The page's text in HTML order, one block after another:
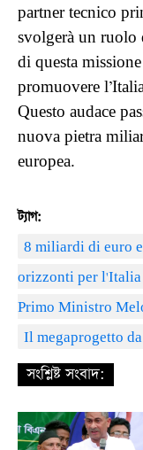
partner tecnico
svolgerà un ruolo
di questa
promuovere
Questo audace
nuova pietra
europea.
ট্যাগ:
8 miliardi di euro
orizzonti per l'Italia
Primo Ministro
Il megaprogetto
সংশ্লিষ্ট সংবাদ: